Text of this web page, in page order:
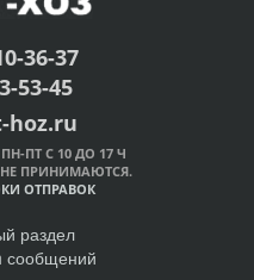
36-37
53-45
hoz.ru
ПТ С 10 ДО 17 Ч
ПРИНИМАЮТСЯ.
ОТПРАВОК
раздел
сообщений